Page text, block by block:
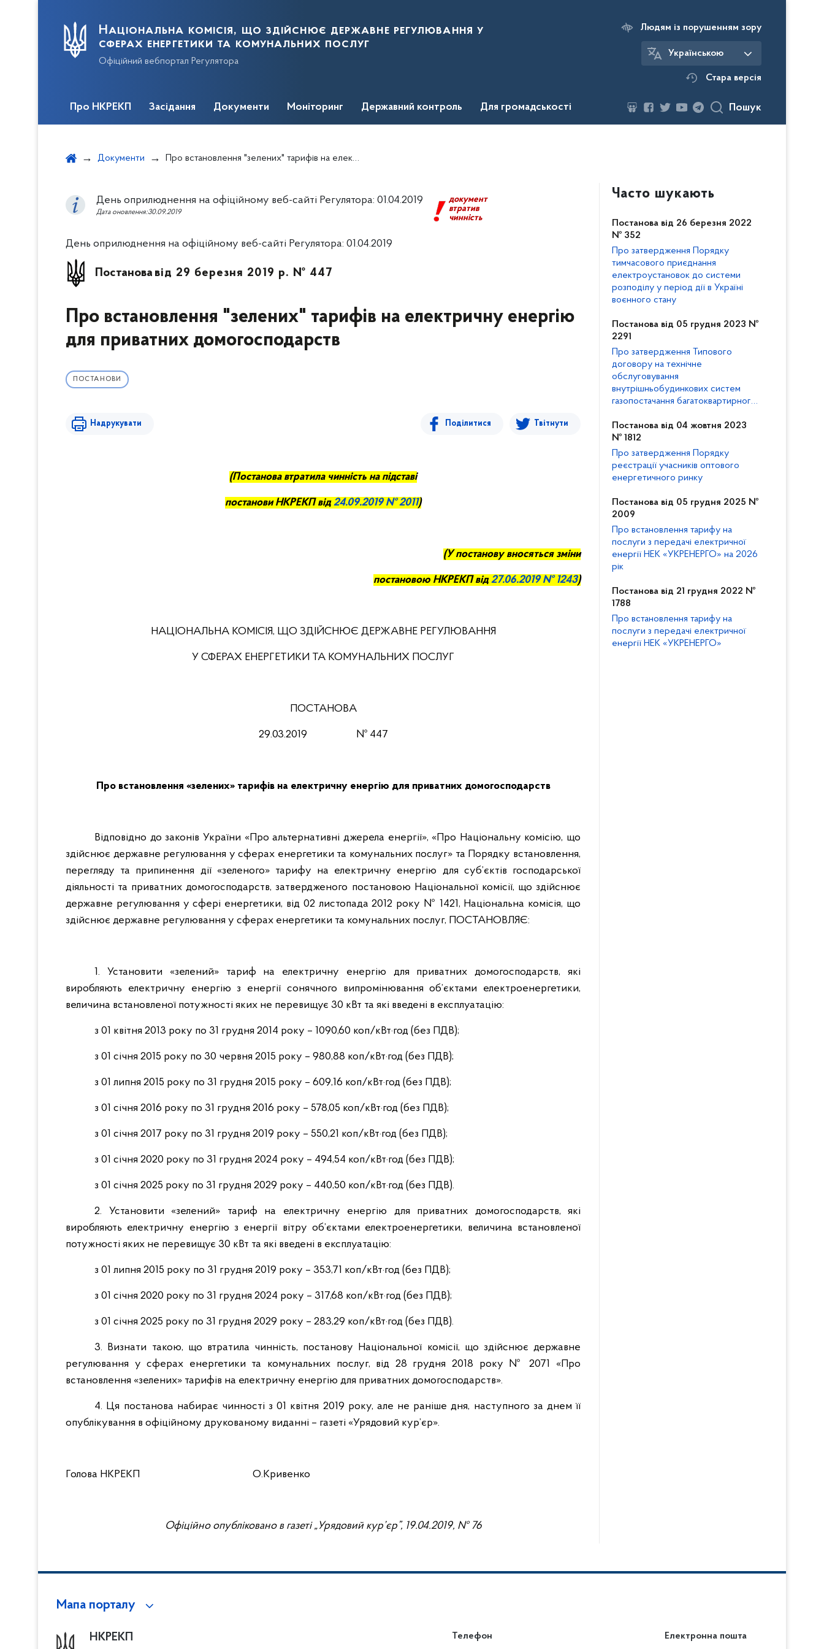
Національна комісія, що здійснює державне регулювання у
сферах енергетики та комунальних послуг
Офіційний вебпортал Регулятора
Людям із порушенням зору
Українською
Стара версія
Про НКРЕКП Засідання Документи Моніторинг Державний контроль Для громадськості Пошук
Документи Про встановлення "зелених" тарифів на електричну енергію для приватних домогосподарств
День оприлюднення на офіційному веб-сайті Регулятора: 01.04.2019
документ
втратив
чинність
Дата оновлення:30.09.2019
День оприлюднення на офіційному веб-сайті Регулятора: 01.04.2019
Постанова від 29 березня 2019 р. № 447
Про встановлення "зелених" тарифів на електричну енергію
для приватних домогосподарств
ПОСТАНОВИ
Надрукувати Поділитися Твітнути
(Постанова втратила чинність на підставі
постанови НКРЕКПвід24.09.2019 № 2011)
(У постанову вносяться зміни
постановою НКРЕКП від27.06.2019 №1243)
НАЦІОНАЛЬНА КОМІСІЯ, ЩО ЗДІЙСНЮЄ ДЕРЖАВНЕ РЕГУЛЮВАННЯ
У СФЕРАХ ЕНЕРГЕТИКИ ТА КОМУНАЛЬНИХ ПОСЛУГ
ПОСТАНОВА
29.03.2019 № 447
Про встановлення «зелених» тарифів на електричну енергію для приватних домогосподарств
Відповідно до законів України «Про альтернативні джерела енергії», «Про Національну комісію, що
здійснює державне регулювання у сферах енергетики та комунальних послуг» та Порядку встановлення,
перегляду та припинення дії «зеленого» тарифу на електричну енергію для суб’єктів господарської
діяльності та приватних домогосподарств, затвердженого постановою Національної комісії, що здійснює
державне регулювання у сфері енергетики, від 02 листопада 2012 року № 1421, Національна комісія, що
здійснює державне регулювання у сферах енергетики та комунальних послуг, ПОСТАНОВЛЯЄ:
1. Установити «зелений» тариф на електричну енергію для приватних домогосподарств, які
виробляють електричну енергію з енергії сонячного випромінювання об’єктами електроенергетики,
величина встановленої потужності яких не перевищує 30 кВт та які введені в експлуатацію:
з 01 квітня 2013 року по 31 грудня 2014 року – 1090,60 коп/кВт·год (без ПДВ);
з 01 січня 2015 року по 30 червня 2015 року – 980,88 коп/кВт·год (без ПДВ);
з 01 липня 2015 року по 31 грудня 2015 року – 609,16 коп/кВт·год (без ПДВ);
з 01 січня 2016 року по 31 грудня 2016 року – 578,05 коп/кВт·год (без ПДВ);
з 01 січня 2017 року по 31 грудня 2019 року – 550,21 коп/кВт·год (без ПДВ);
з 01 січня 2020 року по 31 грудня 2024 року – 494,54 коп/кВт·год (без ПДВ);
з 01 січня 2025 року по 31 грудня 2029 року – 440,50 коп/кВт·год (без ПДВ).
2. Установити «зелений» тариф на електричну енергію для приватних домогосподарств, які
виробляють електричну енергію з енергії вітру об’єктами електроенергетики, величина встановленої
потужності яких не перевищує 30 кВт та які введені в експлуатацію:
з 01 липня 2015 року по 31 грудня 2019 року – 353,71 коп/кВт·год (без ПДВ);
з 01 січня 2020 року по 31 грудня 2024 року – 317,68 коп/кВт·год (без ПДВ);
з 01 січня 2025 року по 31 грудня 2029 року – 283,29 коп/кВт·год (без ПДВ).
3. Визнати такою, що втратила чинність, постанову Національної комісії, що здійснює державне
регулювання у сферах енергетики та комунальних послуг, від 28 грудня 2018 року № 2071 «Про
встановлення «зелених» тарифів на електричну енергію для приватних домогосподарств».
4. Ця постанова набирає чинності з 01 квітня 2019 року, але не раніше дня, наступного за днем її
опублікування в офіційному друкованому виданні – газеті «Урядовий кур’єр».
Голова НКРЕКП О.Кривенко
Офіційно опубліковано в газеті „Урядовий кур’єр”, 19.04.2019, № 76
Часто шукають
Постанова від 26 березня 2022
№ 352
Про затвердження Порядку
тимчасового приєднання
електроустановок до системи
розподілу у період дії в Україні
воєнного стану
Постанова від 05 грудня 2023 №
2291
Про затвердження Типового
договору на технічне
обслуговування
внутрішньобудинкових систем
газопостачання багатоквартирного
Кодексу газорозподільних систем
Постанова від 04 жовтня 2023
№ 1812
Про затвердження Порядку
реєстрації учасників оптового
енергетичного ринку
Постанова від 05 грудня 2025 №
2009
Про встановлення тарифу на
послуги з передачі електричної
енергії НЕК «УКРЕНЕРГО» на 2026
рік
Постанова від 21 грудня 2022 №
1788
Про встановлення тарифу на
послуги з передачі електричної
енергії НЕК «УКРЕНЕРГО»
Мапа порталу
НКРЕКП Телефон Електронна пошта